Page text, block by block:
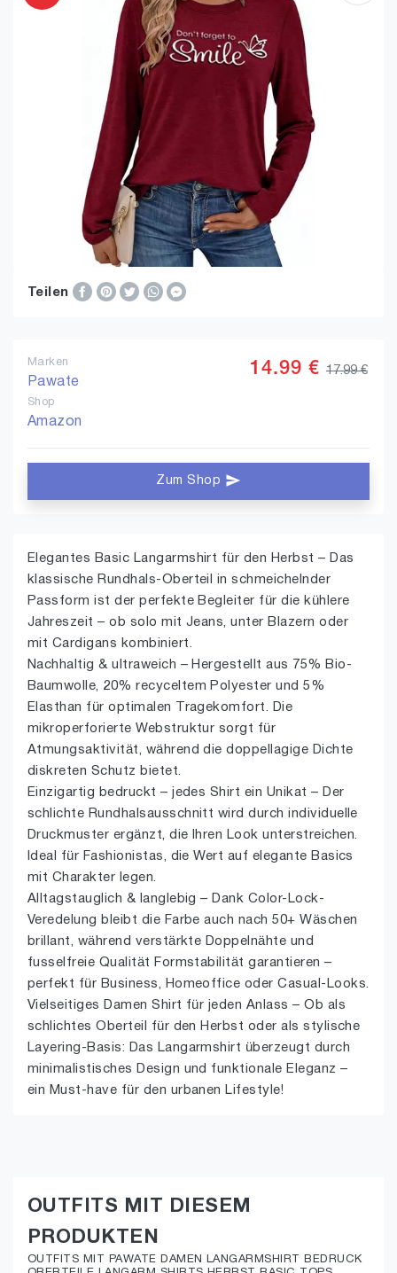
Teilen
Marken
Pawate
Shop
Amazon
14.99 € 17.99 €
Zum Shop
Elegantes Basic Langarmshirt für den Herbst – Das
klassische Rundhals-Oberteil in schmeichelnder
Passform ist der perfekte Begleiter für die kühlere
Jahreszeit – ob solo mit Jeans, unter Blazern oder
mit Cardigans kombiniert.
Nachhaltig & ultraweich – Hergestellt aus 75% Bio-
Baumwolle, 20% recyceltem Polyester und 5%
Elasthan für optimalen Tragekomfort. Die
mikroperforierte Webstruktur sorgt für
Atmungsaktivität, während die doppellagige Dichte
diskreten Schutz bietet.
Einzigartig bedruckt – jedes Shirt ein Unikat – Der
schlichte Rundhalsausschnitt wird durch individuelle
Druckmuster ergänzt, die Ihren Look unterstreichen.
Ideal für Fashionistas, die Wert auf elegante Basics
mit Charakter legen.
Alltagstauglich & langlebig – Dank Color-Lock-
Veredelung bleibt die Farbe auch nach 50+ Wäschen
brillant, während verstärkte Doppelnähte und
fusselfreie Qualität Formstabilität garantieren –
perfekt für Business, Homeoffice oder Casual-Looks.
Vielseitiges Damen Shirt für jeden Anlass – Ob als
schlichtes Oberteil für den Herbst oder als stylische
Layering-Basis: Das Langarmshirt überzeugt durch
minimalistisches Design und funktionale Eleganz –
ein Must-have für den urbanen Lifestyle!
OUTFITS MIT DIESEM
PRODUKTEN
OUTFITS MIT PAWATE DAMEN LANGARMSHIRT BEDRUCK